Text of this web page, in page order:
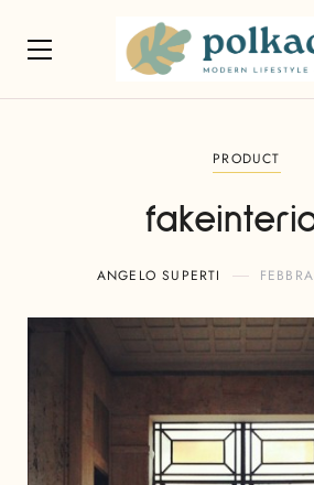
PRODUCT
ANGELO SUPERTI